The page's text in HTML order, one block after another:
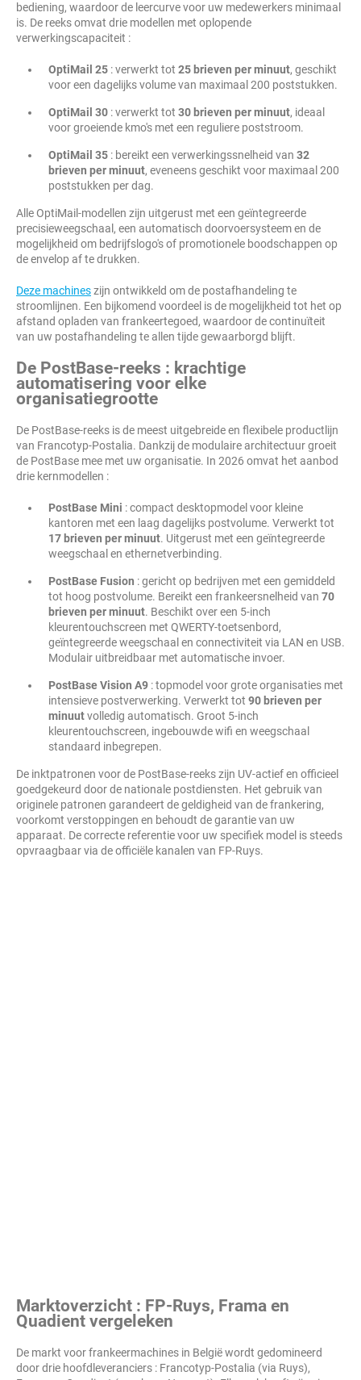
bediening, waardoor de leercurve voor uw medewerkers minimaal
is. De reeks omvat drie modellen met oplopende
verwerkingscapaciteit :
OptiMail 25 : verwerkt tot 25 brieven per minuut, geschikt
voor een dagelijks volume van maximaal 200 poststukken.
OptiMail 30 : verwerkt tot 30 brieven per minuut, ideaal
voor groeiende kmo's met een reguliere poststroom.
OptiMail 35 : bereikt een verwerkingssnelheid van 32
brieven per minuut, eveneens geschikt voor maximaal 200
poststukken per dag.
Alle OptiMail-modellen zijn uitgerust met een geïntegreerde
precisieweegschaal, een automatisch doorvoersysteem en de
mogelijkheid om bedrijfslogo's of promotionele boodschappen op
de envelop af te drukken.
Deze machineszijn ontwikkeld om de postafhandeling te
stroomlijnen. Een bijkomend voordeel is de mogelijkheid tot het op
afstand opladen van frankeertegoed, waardoor de continuïteit
van uw postafhandeling te allen tijde gewaarborgd blijft.
De PostBase-reeks : krachtige
automatisering voor elke
organisatiegrootte
De PostBase-reeks is de meest uitgebreide en flexibele productlijn
van Francotyp-Postalia. Dankzij de modulaire architectuur groeit
de PostBase mee met uw organisatie. In 2026 omvat het aanbod
drie kernmodellen :
PostBase Mini : compact desktopmodel voor kleine
kantoren met een laag dagelijks postvolume. Verwerkt tot
17 brieven per minuut. Uitgerust met een geïntegreerde
weegschaal en ethernetverbinding.
PostBase Fusion : gericht op bedrijven met een gemiddeld
tot hoog postvolume. Bereikt een frankeersnelheid van 70
brieven per minuut. Beschikt over een 5-inch
kleurentouchscreen met QWERTY-toetsenbord,
geïntegreerde weegschaal en connectiviteit via LAN en USB.
Modulair uitbreidbaar met automatische invoer.
PostBase Vision A9 : topmodel voor grote organisaties met
intensieve postverwerking. Verwerkt tot 90 brieven per
minuutvolledig automatisch. Groot 5-inch
kleurentouchscreen, ingebouwde wifi en weegschaal
standaard inbegrepen.
De inktpatronen voor de PostBase-reeks zijn UV-actief en officieel
goedgekeurd door de nationale postdiensten. Het gebruik van
originele patronen garandeert de geldigheid van de frankering,
voorkomt verstoppingen en behoudt de garantie van uw
apparaat. De correcte referentie voor uw specifiek model is steeds
opvraagbaar via de officiële kanalen van FP-Ruys.
Marktoverzicht : FP-Ruys, Frama en
Quadient vergeleken
De markt voor frankeermachines in België wordt gedomineerd
door drie hoofdleveranciers : Francotyp-Postalia (via Ruys),